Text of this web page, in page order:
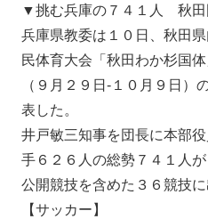
▼挑む兵庫の７４１人 秋田
兵庫県教委は１０日、秋田
民体育大会「秋田わか杉国体
（９月２９日-１０月９日）
表した。
井戸敏三知事を団長に本部
手６２６人の総勢７４１人が
公開競技を含めた３６競技に
【サッカー】